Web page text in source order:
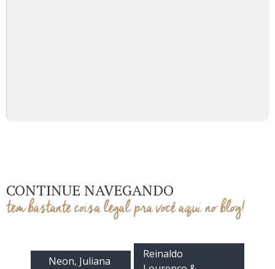
CONTINUE NAVEGANDO
tem bastante coisa legal pra você aqui no blog!
Neon, Juliana
Reinaldo